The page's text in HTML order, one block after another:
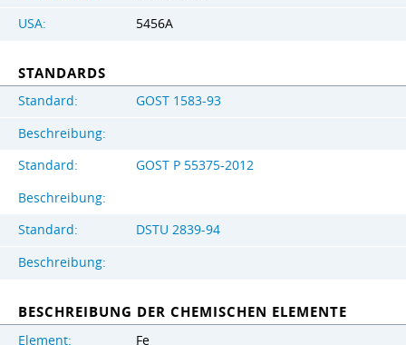
USA:
5456A
STANDARDS
Standard:
GOST 1583-93
Beschreibung:
Standard:
GOST Р 55375-2012
Beschreibung:
Standard:
DSTU 2839-94
Beschreibung:
BESCHREIBUNG DER CHEMISCHEN ELEMENTE
Element:
Fe